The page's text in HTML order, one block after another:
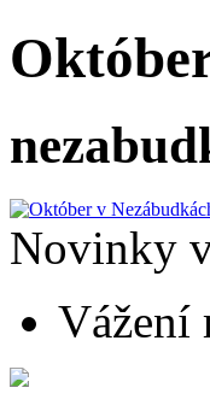
Novinky
Vážení